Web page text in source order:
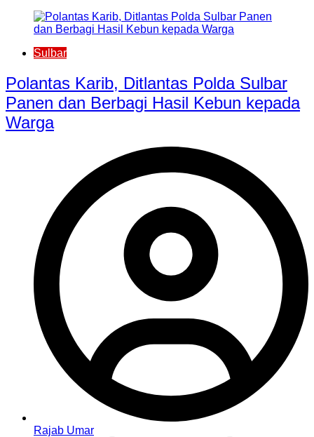
Sulbar
Polantas Karib, Ditlantas Polda Sulbar
Panen dan Berbagi Hasil Kebun kepada
Warga
Rajab Umar